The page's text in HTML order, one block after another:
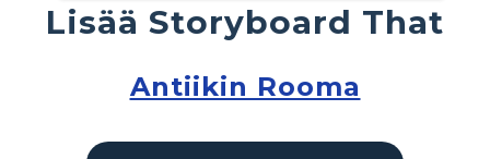
Lisää Storyboard That
Antiikin Rooma